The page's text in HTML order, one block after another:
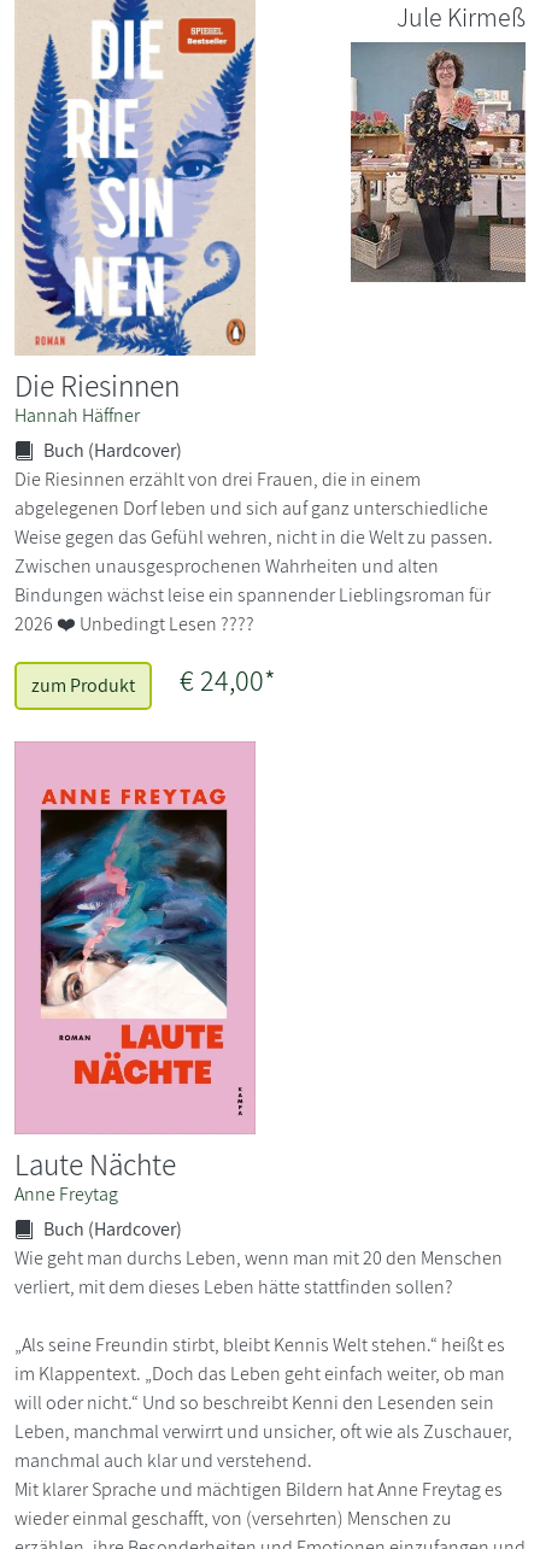
Jule Kirmeß
Die Riesinnen
Hannah Häffner
Buch (Hardcover)
Die Riesinnen erzählt von drei Frauen, die in einem
abgelegenen Dorf leben und sich auf ganz unterschiedliche
Weise gegen das Gefühl wehren, nicht in die Welt zu passen.
Zwischen unausgesprochenen Wahrheiten und alten
Bindungen wächst leise ein spannender Lieblingsroman für
2026 ❤️ Unbedingt Lesen ????
zum Produkt € 24,00*
Laute Nächte
Anne Freytag
Buch (Hardcover)
Wie geht man durchs Leben, wenn man mit 20 den Menschen
verliert, mit dem dieses Leben hätte stattfinden sollen?
„Als seine Freundin stirbt, bleibt Kennis Welt stehen.“ heißt es
im Klappentext. „Doch das Leben geht einfach weiter, ob man
will oder nicht.“ Und so beschreibt Kenni den Lesenden sein
Leben, manchmal verwirrt und unsicher, oft wie als Zuschauer,
manchmal auch klar und verstehend.
Mit klarer Sprache und mächtigen Bildern hat Anne Freytag es
wieder einmal geschafft, von (versehrten) Menschen zu